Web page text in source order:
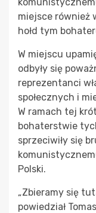
miejsce również
hołd tym
W miejscu
odbyły się
reprezentanci
społecznych i
W ramach tej
bohaterstwie
sprzeciwiły się
Polski.
„Zbieramy się
powiedział